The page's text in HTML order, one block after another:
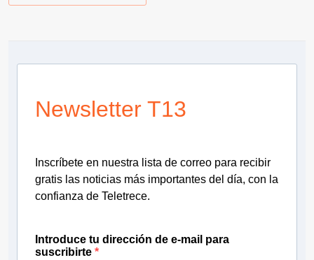
Newsletter T13
Inscríbete en nuestra lista de correo para recibir
gratis las noticias más importantes del día, con la
confianza de Teletrece.
Introduce tu dirección de e-mail para
suscribirte